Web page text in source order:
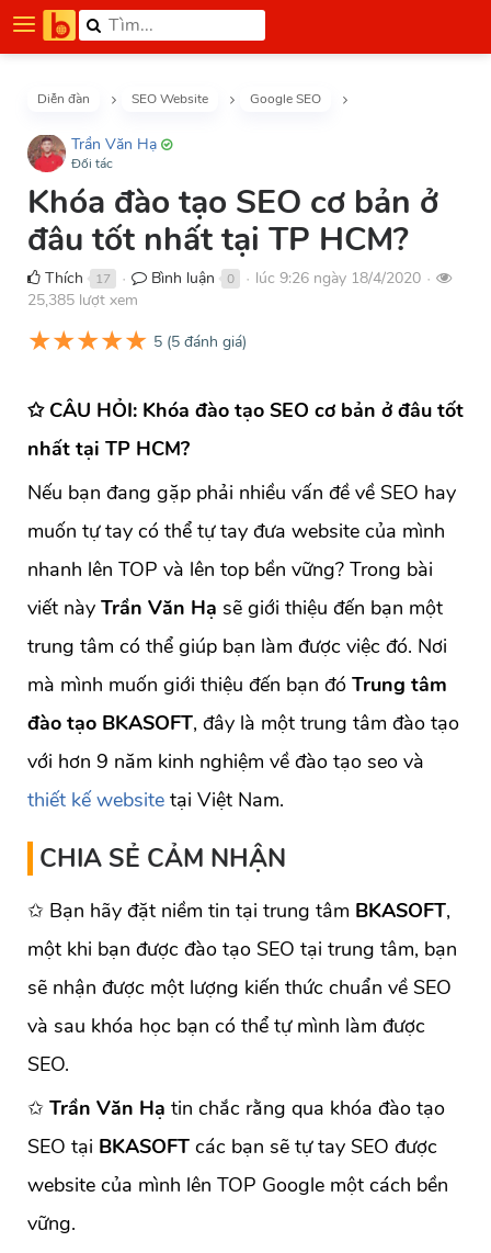
Diễn đàn SEO Website Google SEO
Trần Văn Hạ
Đối tác
Khóa đào tạo SEO cơ bản ở
đâu tốt nhất tại TP HCM?
Thích 17 ● Bình luận 0 ● lúc 9:26 ngày 18/4/2020 ●
25,385 lượt xem
★★★★★ 5 (5 đánh giá)
✩ CÂU HỎI: Khóa đào tạo SEO cơ bản ở đâu tốt
nhất tại TP HCM?
Nếu bạn đang gặp phải nhiều vấn đề về SEO hay
muốn tự tay có thể tự tay đưa website của mình
nhanh lên TOP và lên top bền vững? Trong bài
viết này Trần Văn Hạ sẽ giới thiệu đến bạn một
trung tâm có thể giúp bạn làm được việc đó. Nơi
mà mình muốn giới thiệu đến bạn đó Trung tâm
đào tạo BKASOFT, đây là một trung tâm đào tạo
với hơn 9 năm kinh nghiệm về đào tạo seo và
thiết kế website tại Việt Nam.
CHIA SẺ CẢM NHẬN
✩ Bạn hãy đặt niềm tin tại trung tâm BKASOFT,
một khi bạn được đào tạo SEO tại trung tâm, bạn
sẽ nhận được một lượng kiến thức chuẩn về SEO
và sau khóa học bạn có thể tự mình làm được
SEO.
✩ Trần Văn Hạ tin chắc rằng qua khóa đào tạo
SEO tại BKASOFT các bạn sẽ tự tay SEO được
website của mình lên TOP Google một cách bền
vững.